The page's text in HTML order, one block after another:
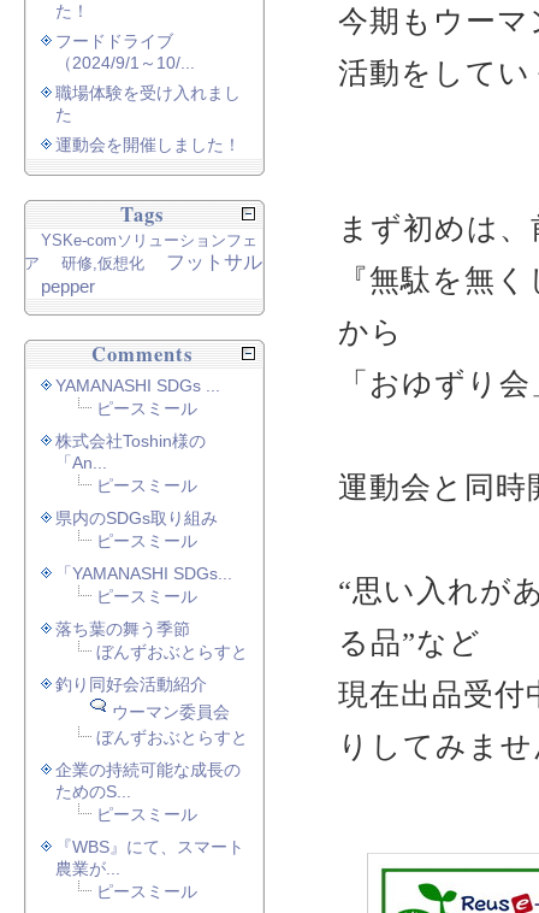
今期もウー
活動をして
まず初めは
『無駄を無
から
「おゆずり
運動会と同時
“思い入れが
る品”など
現在出品受
りしてみま
た！
フードドライブ
（2024/9/1～10/...
職場体験を受け入れまし
た
運動会を開催しました！
Tags
YSKe-comソリューションフェ
ア
研修,仮想化
フットサル
pepper
Comments
YAMANASHI SDGs ...
ピースミール
株式会社Toshin様の
「An...
ピースミール
県内のSDGs取り組み
ピースミール
「YAMANASHI SDGs...
ピースミール
落ち葉の舞う季節
ぼんずおぶとらすと
釣り同好会活動紹介
ウーマン委員会
ぼんずおぶとらすと
企業の持続可能な成長の
ためのS...
ピースミール
『WBS』にて、スマート
農業が...
ピースミール